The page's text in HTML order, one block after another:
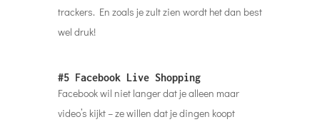
trackers. En zoals je zult zien wordt het dan best
wel druk!
#5 Facebook Live Shopping
Facebook wil niet langer dat je alleen maar
video’s kijkt – ze willen dat je dingen koopt